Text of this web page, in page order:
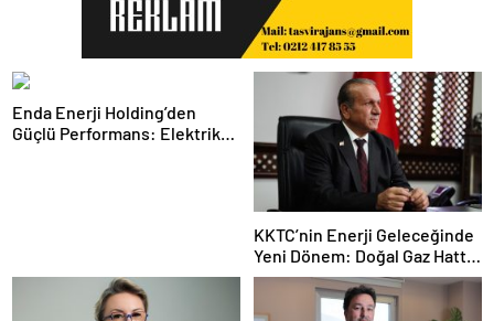
Enda Enerji Holding’den
Güçlü Performans: Elektrik
KKTC’nin Enerji Geleceğinde
Yeni Dönem: Doğal Gaz Hattı
İçin Tarihi Adım